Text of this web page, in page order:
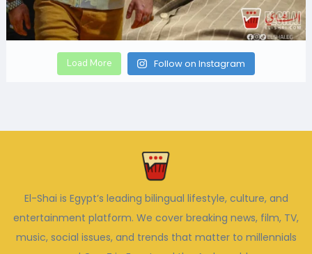
Load More Follow on Instagram
El-Shai is Egypt’s leading bilingual lifestyle, culture, and
entertainment platform. We cover breaking news, film, TV,
music, social issues, and trends that matter to millennials